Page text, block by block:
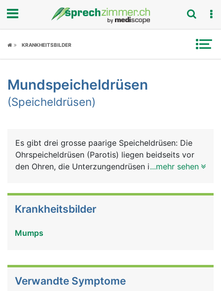
Fokus
Symptome
Untersuchungen
Ratgeber
KRANKHEITSBILDER
Mundspeicheldrüsen
(Speicheldrüsen)
Es gibt drei grosse paarige Speicheldrüsen: Die
Ohrspeicheldrüsen (Parotis) liegen beidseits vor
den Ohren, die Unterzungendrüsen im Mundboden
produzieren mehrere kleine Speicheldrüsen, die im
Speichel produziert und über kleine Gänge aus
Speichel schützt und reinigt die Schleimhaut in
...mehr sehen
Krankheitsbilder
Mumps
Verwandte Symptome